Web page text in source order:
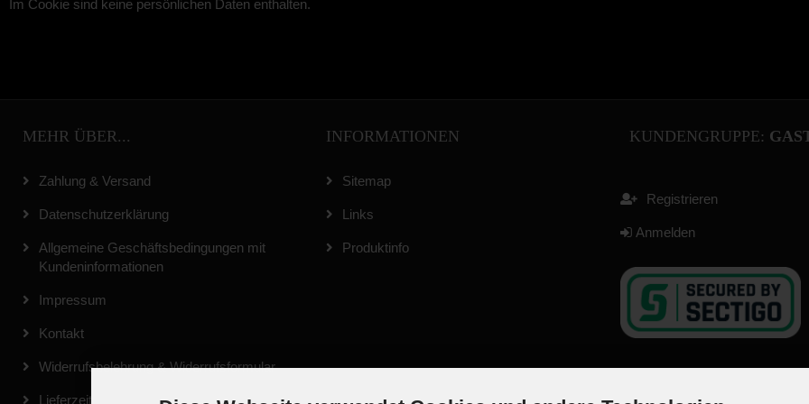
Im Cookie sind keine persönlichen Daten enthalten.
MEHR ÜBER...
Zahlung & Versand
Datenschutzerklärung
Allgemeine Geschäftsbedingungen mit
Kundeninformationen
Impressum
Kontakt
Widerrufsbelehrung & Widerrufsformular
Lieferzeit
INFORMATIONEN
Sitemap
Links
Produktinfo
KUNDENGRUPPE:
Registrieren
Anmelden